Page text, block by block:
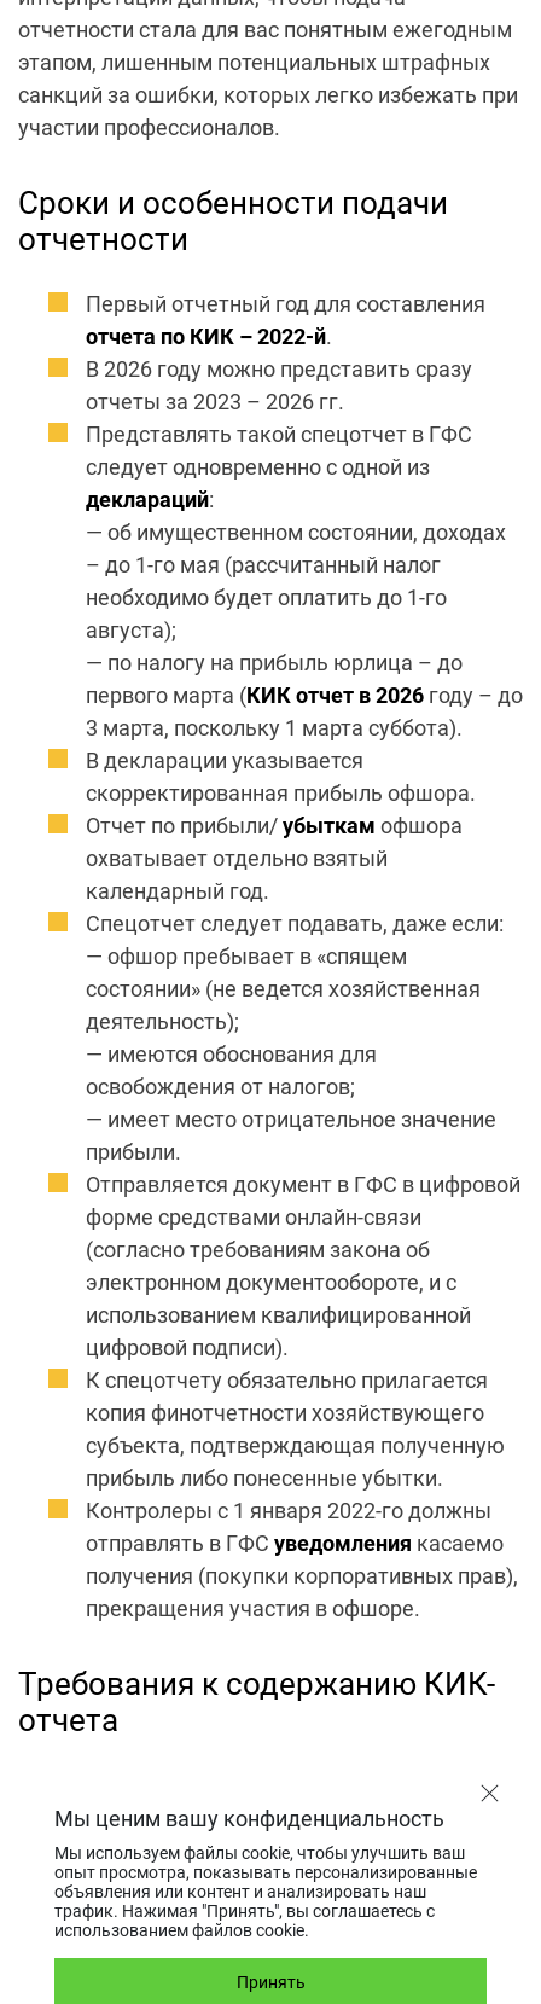
отчетности стала для вас понятным ежегодным
этапом, лишенным потенциальных штрафных
санкций за ошибки, которых легко избежать при
участии профессионалов.
Сроки и особенности подачи
отчетности
Первый отчетный год для составления
отчета по КИК – 2022-й.
В 2026 году можно представить сразу
отчеты за 2023 – 2026 гг.
Представлять такой спецотчет в ГФС
следует одновременно с одной из
деклараций:
— об имущественном состоянии, доходах
– до 1-го мая (рассчитанный налог
необходимо будет оплатить до 1-го
августа);
— по налогу на прибыль юрлица – до
первого марта (КИК отчет в 2026 году – до
3 марта, поскольку 1 марта суббота).
В декларации указывается
скорректированная прибыль офшора.
Отчет по прибыли/убыткам офшора
охватывает отдельно взятый
календарный год.
Спецотчет следует подавать, даже если:
— офшор пребывает в «спящем
состоянии» (не ведется хозяйственная
деятельность);
— имеются обоснования для
освобождения от налогов;
— имеет место отрицательное значение
прибыли.
Отправляется документ в ГФС в цифровой
форме средствами онлайн-связи
(согласно требованиям закона об
электронном документообороте, и с
использованием квалифицированной
цифровой подписи).
К спецотчету обязательно прилагается
копия финотчетности хозяйствующего
субъекта, подтверждающая полученную
прибыль либо понесенные убытки.
Контролеры с 1 января 2022-го должны
отправлять в ГФС уведомления касаемо
получения (покупки корпоративных прав),
прекращения участия в офшоре.
Требования к содержанию КИК-
отчета
Спецотчет по нерезидентной организации для
ГФС должен содержать такую информацию:
Название, юридический адрес, указание
организационной формы,
регистрационный номер, налоговый
номер субъекта хозяйствования.
Структуру собственности и управления,
Мы ценим вашу конфиденциальность
Мы используем файлы cookie, чтобы улучшить ваш
опыт просмотра, показывать персонализированные
объявления или контент и анализировать наш
трафик. Нажимая "Принять", вы соглашаетесь с
использованием файлов cookie.
Принять